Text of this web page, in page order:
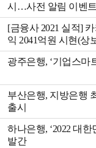
시…사전 알림 이벤트
[금융사 2021 실적]
익 2041억원 시현(상
광주은행, ‘기업스마
부산은행, 지방은행
출시
하나은행, ‘2022 대
발간